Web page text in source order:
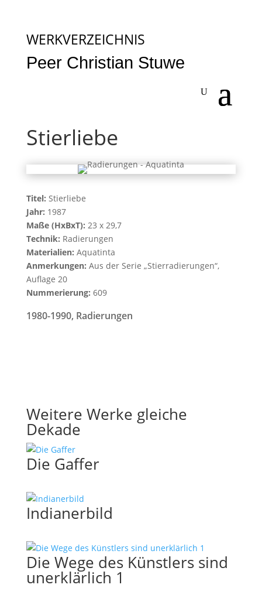
WERKVERZEICHNIS
Peer Christian Stuwe
Stierliebe
Titel: Stierliebe
Jahr: 1987
Maße (HxBxT): 23 x 29,7
Technik: Radierungen
Materialien: Aquatinta
Anmerkungen: Aus der Serie „Stierradierungen“,
Auflage 20
Nummerierung: 609
1980-1990, Radierungen
Weitere Werke gleiche
Dekade
Die Gaffer
Indianerbild
Die Wege des Künstlers sind
unerklärlich 1